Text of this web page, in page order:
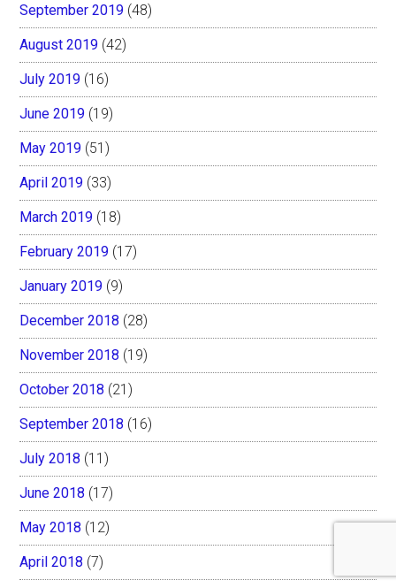
September 2019 (48)
August 2019 (42)
July 2019 (16)
June 2019 (19)
May 2019 (51)
April 2019 (33)
March 2019 (18)
February 2019 (17)
January 2019 (9)
December 2018 (28)
November 2018 (19)
October 2018 (21)
September 2018 (16)
July 2018 (11)
June 2018 (17)
May 2018 (12)
April 2018 (7)